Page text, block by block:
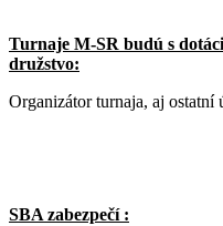
Turnaje M-SR budú s
družstvo:
Organizátor turnaja, aj ostatní
SBA zabezpečí :